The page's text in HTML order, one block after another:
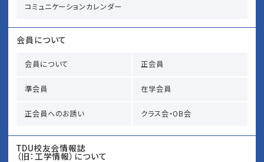
コミュニケーションカレンダー
会員について
会員について 正会員
準会員 在学会員
正会員へのお誘い クラス会・OB会
TDU校友会情報誌
（旧：工学情報）について